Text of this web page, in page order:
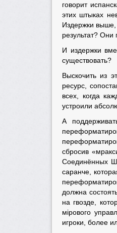
говорит
этих штыках
Издержки
результат? Они
И издержки
существовать?
Выскочить из
ресурс,
всех, когда
устроили
А
сбросив
Соединённых
саранче,
должна
на гвозде,
мiрового
игроки, более